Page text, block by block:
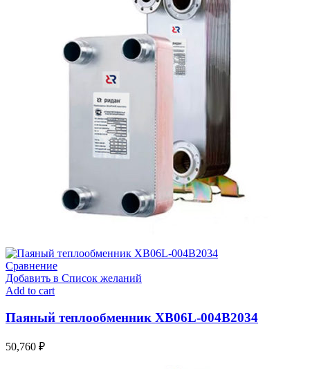
Сравнение
Добавить в Список желаний
Add to cart
Паяный теплообменник XB06L-004В2034
50,760 ₽